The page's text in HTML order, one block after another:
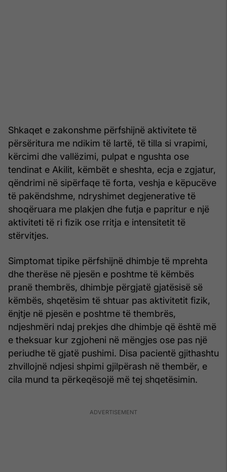
Shkaqet e zakonshme përfshijnë aktivitete të
përsëritura me ndikim të lartë, të tilla si vrapimi,
kërcimi dhe vallëzimi, pulpat e ngushta ose
tendinat e Akilit, këmbët e sheshta, ecja e zgjatur,
qëndrimi në sipërfaqe të forta, veshja e këpucëve
të pakëndshme, ndryshimet degjenerative të
shoqëruara me plakjen dhe futja e papritur e një
aktiviteti të ri fizik ose rritja e intensitetit të
stërvitjes.
Simptomat tipike përfshijnë dhimbje të mprehta
dhe therëse në pjesën e poshtme të këmbës
pranë thembrës, dhimbje përgjatë gjatësisë së
këmbës, shqetësim të shtuar pas aktivitetit fizik,
ënjtje në pjesën e poshtme të thembrës,
ndjeshmëri ndaj prekjes dhe dhimbje që është më
e theksuar kur zgjoheni në mëngjes ose pas një
periudhe të gjatë pushimi. Disa pacientë gjithashtu
zhvillojnë ndjesi shpimi gjilpërash në thembër, e
cila mund ta përkeqësojë më tej shqetësimin.